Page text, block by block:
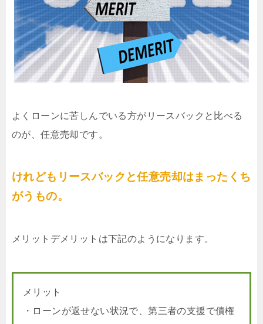
よくローンに苦しんでいる方がリースバックと比べる
のが、任意売却です。
けれどもリースバックと任意売却はまったくち
がうもの。
メリットデメリットは下記のようになります。
メリット
・ローンが返せない状況で、第三者の支援で債権